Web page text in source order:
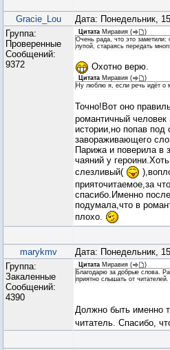
Gracie_Lou Дата: Понедельник,
Группа:
Проверенные
Сообщений:
9372
Цитата Миравия (
)
Очень рада, что это заметили:
лупой, стараясь передать
Охотно верю.
Цитата Миравия (
)
Ну люблю я, если речь идёт о
Точно!Вот оно
романтичный
истории,но попав под
завораживающего
Парижа и поверила в
чаяний у
слезливый(
прияточитаемое,за
спасибо.Именно
подумала,что в
плохо.
marykmv Дата: Понедельник,
Группа:
Закаленные
Сообщений:
4390
Цитата Миравия (
)
Благодарю за добрые слова.
приятно слышать от читателей.
Должно быть именно
читатель. Спасибо,